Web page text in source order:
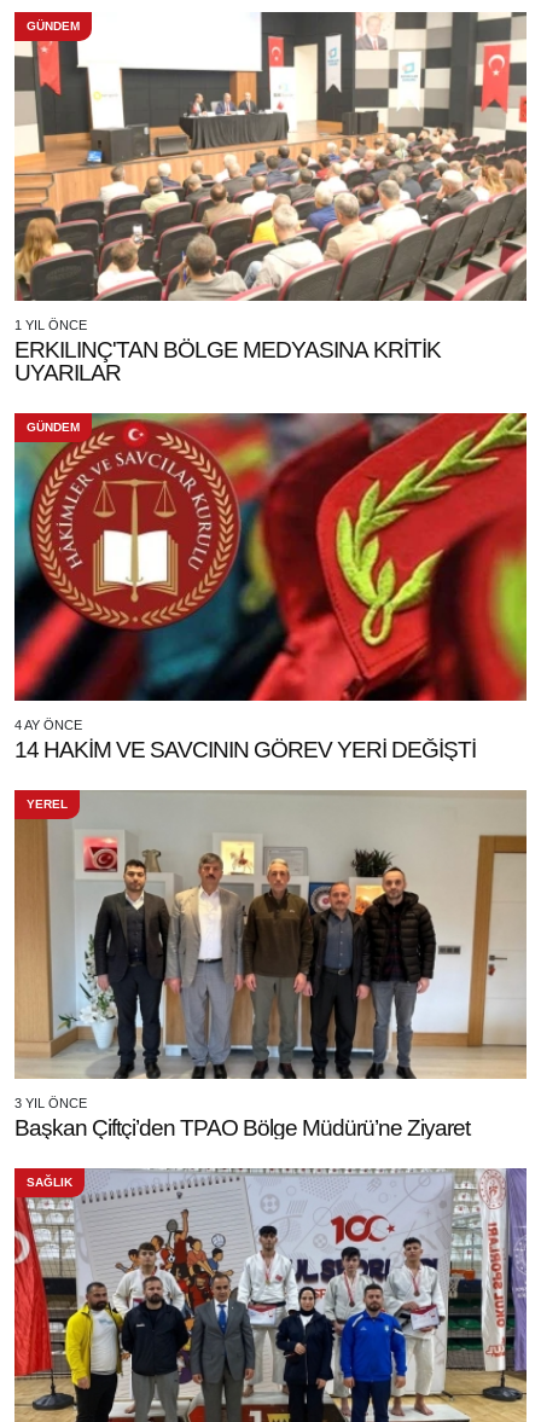
GÜNDEM
1 YIL ÖNCE
ERKILINÇ'TAN BÖLGE MEDYASINA KRİTİK
UYARILAR
GÜNDEM
4 AY ÖNCE
14 HAKİM VE SAVCININ GÖREV YERİ DEĞİŞTİ
YEREL
3 YIL ÖNCE
Başkan Çiftçi’den TPAO Bölge Müdürü’ne Ziyaret
SAĞLIK